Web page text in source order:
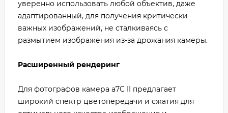
уверенно использовать любой объектив, даже
адаптированный, для получения критически
важных изображений, не сталкиваясь с
размытием изображения из-за дрожания камеры.
Расширенный рендеринг
Для фотографов камера a7C II предлагает
широкий спектр цветопередачи и сжатия для